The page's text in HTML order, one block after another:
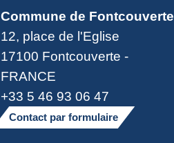
Commune de Fontcouverte
12, place de l'Eglise
17100 Fontcouverte -
FRANCE
+33 5 46 93 06 47
Contact par formulaire